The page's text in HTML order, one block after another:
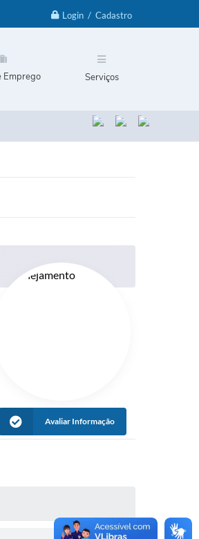
Login / Cadastro
Emprego Serviços
Avaliar Informação